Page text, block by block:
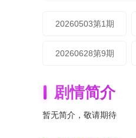
20260503第1期
20260628第9期
剧情简介
暂无简介，敬请期待